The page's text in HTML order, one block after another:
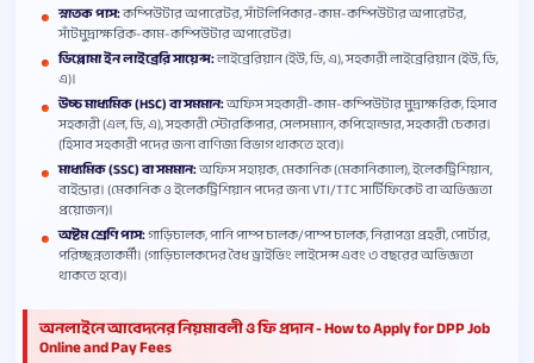
স্নাতক পাস:কম্পিউটার অপারেটর, সাঁটলিপিকার-কাম-কম্পিউটার অপারেটর,
সাঁটমুদ্রাক্ষরিক-কাম-কম্পিউটার অপারেটর।
ডিপ্লোমা ইন লাইব্রেরি সায়েন্স:লাইব্রেরিয়ান (ইউ, ডি, এ), সহকারী লাইব্রেরিয়ান (ইউ, ডি,
এ)।
উচ্চ মাধ্যমিক (HSC) বা সমমান:অফিস সহকারী-কাম-কম্পিউটার মুদ্রাক্ষরিক, হিসাব
সহকারী (এল, ডি, এ), সহকারী স্টোরকিপার, সেলসম্যান, কপিহোল্ডার, সহকারী চেকার।
(হিসাব সহকারী পদের জন্য বাণিজ্য বিভাগ থাকতে হবে)।
মাধ্যমিক (SSC) বা সমমান:অফিস সহায়ক, মেকানিক (মেকানিক্যাল), ইলেকট্রিশিয়ান,
বাইন্ডার। (মেকানিক ও ইলেকট্রিশিয়ান পদের জন্য VTI/TTC সার্টিফিকেট বা অভিজ্ঞতা
প্রয়োজন)।
অষ্টম শ্রেণি পাস:গাড়িচালক, পানি পাম্প চালক/পাম্প চালক, নিরাপত্তা প্রহরী, পোর্টার,
পরিচ্ছন্নতাকর্মী। (গাড়িচালকদের বৈধ ড্রাইভিং লাইসেন্স এবং ৩ বছরের অভিজ্ঞতা
থাকতে হবে)।
অনলাইনে আবেদনের নিয়মাবলী ও ফি প্রদান - How to Apply for DPP Job
Online and Pay Fees